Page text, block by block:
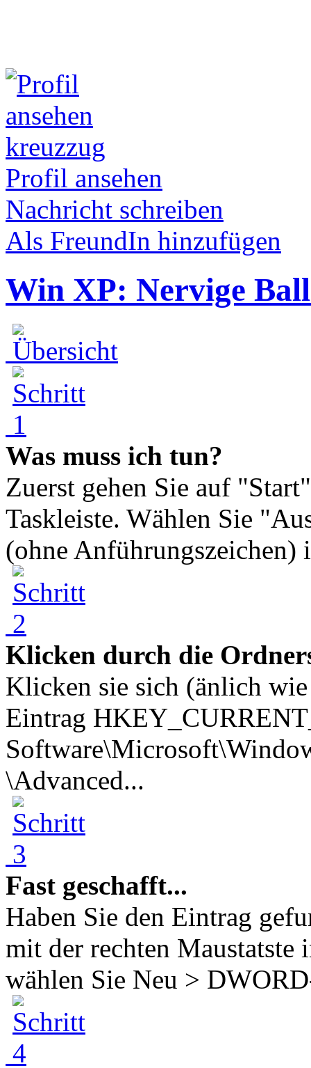
kreuzzug
Profil ansehen
Nachricht schreiben
Als FreundIn hinzufügen
Win XP: Nervige
Was muss ich tun?
Zuerst gehen Sie auf
Taskleiste. Wählen Sie
(ohne Anführungszeichen)
Klicken durch die
Klicken sie sich (änlich
Eintrag
\Advanced...
Fast geschafft...
Haben Sie den Eintrag
mit der rechten Maustatste
wählen Sie Neu >